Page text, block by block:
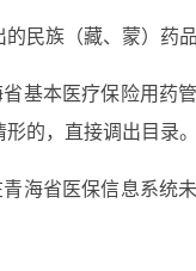
的民族（藏、蒙）药
省基本医疗保险用药
形的，直接调出目录。
青海省医保信息系统